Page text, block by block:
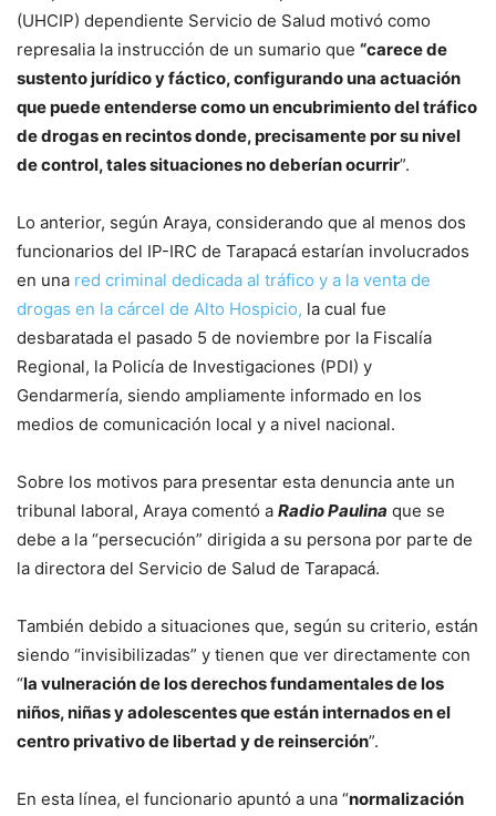
(UHCIP) dependiente Servicio de Salud motivó como
represalia la instrucción de un sumario que “carece de
sustento jurídico y fáctico, configurando una actuación
que puede entenderse como un encubrimiento del tráfico
de drogas en recintos donde, precisamente por su nivel
de control, tales situaciones no deberían ocurrir”.
Lo anterior, según Araya, considerando que al menos dos
funcionarios del IP-IRC de Tarapacá estarían involucrados
en una red criminal dedicada al tráfico y a la venta de
drogas en la cárcel de Alto Hospicio, la cual fue
desbaratada el pasado 5 de noviembre por la Fiscalía
Regional, la Policía de Investigaciones (PDI) y
Gendarmería, siendo ampliamente informado en los
medios de comunicación local y a nivel nacional.
Sobre los motivos para presentar esta denuncia ante un
tribunal laboral, Araya comentó a Radio Paulina que se
debe a la “persecución” dirigida a su persona por parte de
la directora del Servicio de Salud de Tarapacá.
También debido a situaciones que, según su criterio, están
siendo “invisibilizadas” y tienen que ver directamente con
“la vulneración de los derechos fundamentales de los
niños, niñas y adolescentes que están internados en el
centro privativo de libertad y de reinserción”.
En esta línea, el funcionario apuntó a una “normalización